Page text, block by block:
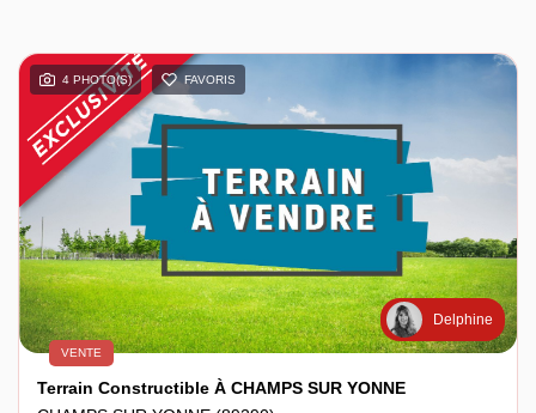
4 PHOTO(S) FAVORIS
Delphine
VENTE
Terrain Constructible À CHAMPS SUR YONNE